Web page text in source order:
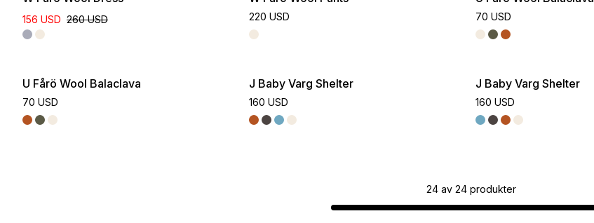
156 USD 260 USD 220 USD 70 USD
U Fårö Wool Balaclava
70 USD
J Baby Varg Shelter
160 USD
J Baby Varg Shelter
160 USD
24 av 24 produkter